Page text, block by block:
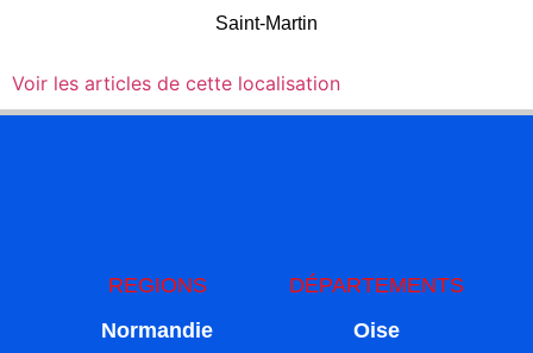
Saint-Martin
Voir les articles de cette localisation
REGIONS
Normandie
DÉPARTEMENTS
Oise